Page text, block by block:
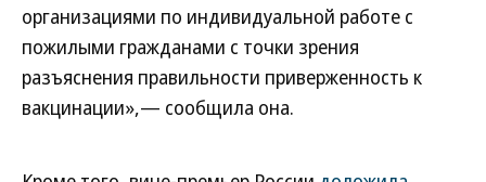
организациями по индивидуальной работе с
пожилыми гражданами с точки зрения
разъяснения правильности приверженность к
вакцинации»,— сообщила она.